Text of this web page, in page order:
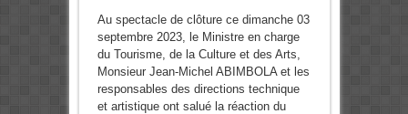
Au spectacle de clôture ce dimanche 03
septembre 2023, le Ministre en charge
du Tourisme, de la Culture et des Arts,
Monsieur Jean-Michel ABIMBOLA et les
responsables des directions technique
et artistique ont salué la réaction du